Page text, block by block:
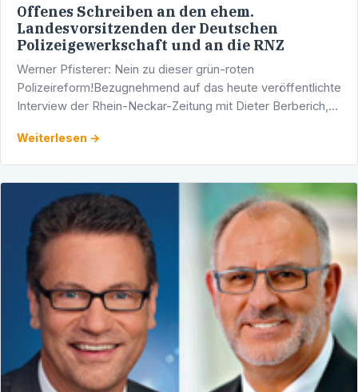
Offenes Schreiben an den ehem.
Landesvorsitzenden der Deutschen
Polizeigewerkschaft und an die RNZ
Werner Pfisterer: Nein zu dieser grün-roten
Polizeireform!Bezugnehmend auf das heute veröffentlichte
Interview der Rhein-Neckar-Zeitung mit Dieter Berberich,
Weiterlesen →